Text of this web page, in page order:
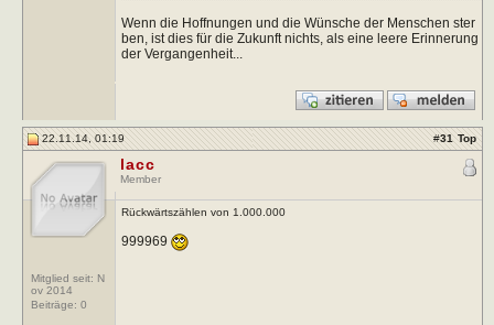
Wenn die Hoffnungen und die Wünsche der Menschen ster
ben, ist dies für die Zukunft nichts, als eine leere Erinnerung
der Vergangenheit...
22.11.14, 01:19 #31 Top
Mitglied seit: N
ov 2014
Beiträge: 0
lacc
Member
Rückwärtszählen von 1.000.000
999969